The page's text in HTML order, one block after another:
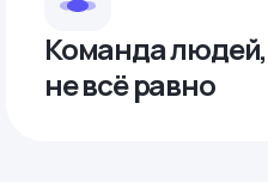
Команда
не всё равно